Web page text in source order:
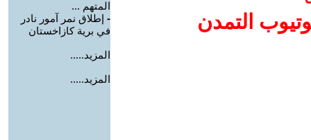
التمدن
المتهم ...
- إطلاق نمر آمور نادر
في برية كازاخستان
المزيد.....
المزيد.....